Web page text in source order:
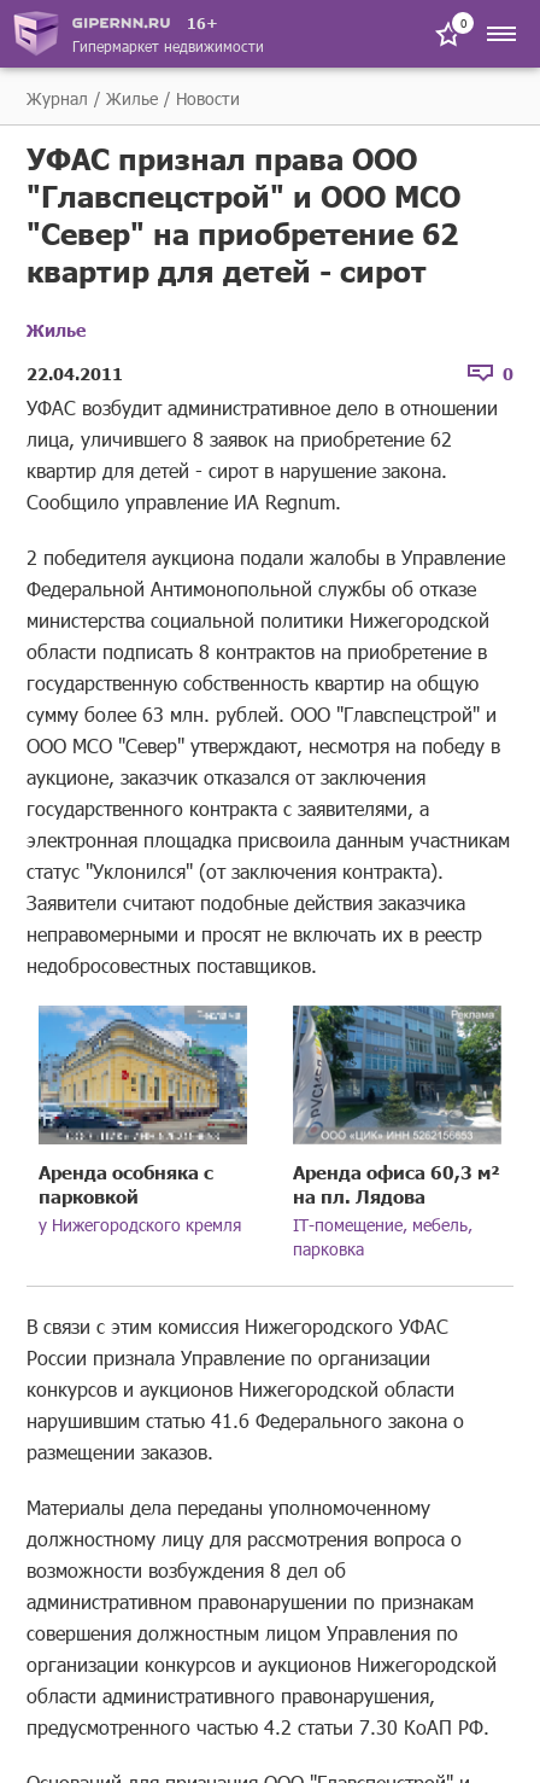
16+
Гипермаркет недвижимости
0
Журнал Жилье Новости
УФАС признал права ООО
"Главспецстрой" и ООО МСО
"Север" на приобретение 62
квартир для детей - сирот
Жилье
22.04.2011
0
УФАС возбудит административное дело в отношении
лица, уличившего 8 заявок на приобретение 62
квартир для детей - сирот в нарушение закона.
Сообщило управление ИА Regnum.
2 победителя аукциона подали жалобы в Управление
Федеральной Антимонопольной службы об отказе
министерства социальной политики Нижегородской
области подписать 8 контрактов на приобретение в
государственную собственность квартир на общую
сумму более 63 млн. рублей. ООО "Главспецстрой" и
ООО МСО "Север" утверждают, несмотря на победу в
аукционе, заказчик отказался от заключения
государственного контракта с заявителями, а
электронная площадка присвоила данным участникам
статус "Уклонился" (от заключения контракта).
Заявители считают подобные действия заказчика
неправомерными и просят не включать их в реестр
недобросовестных поставщиков.
Аренда особняка с
парковкой
у Нижегородского кремля
Аренда офиса 60,3 м²
на пл. Лядова
IT-помещение, мебель,
парковка
В связи с этим комиссия Нижегородского УФАС
России признала Управление по организации
конкурсов и аукционов Нижегородской области
нарушившим статью 41.6 Федерального закона о
размещении заказов.
Материалы дела переданы уполномоченному
должностному лицу для рассмотрения вопроса о
возможности возбуждения 8 дел об
административном правонарушении по признакам
совершения должностным лицом Управления по
организации конкурсов и аукционов Нижегородской
области административного правонарушения,
предусмотренного частью 4.2 статьи 7.30 КоАП РФ.